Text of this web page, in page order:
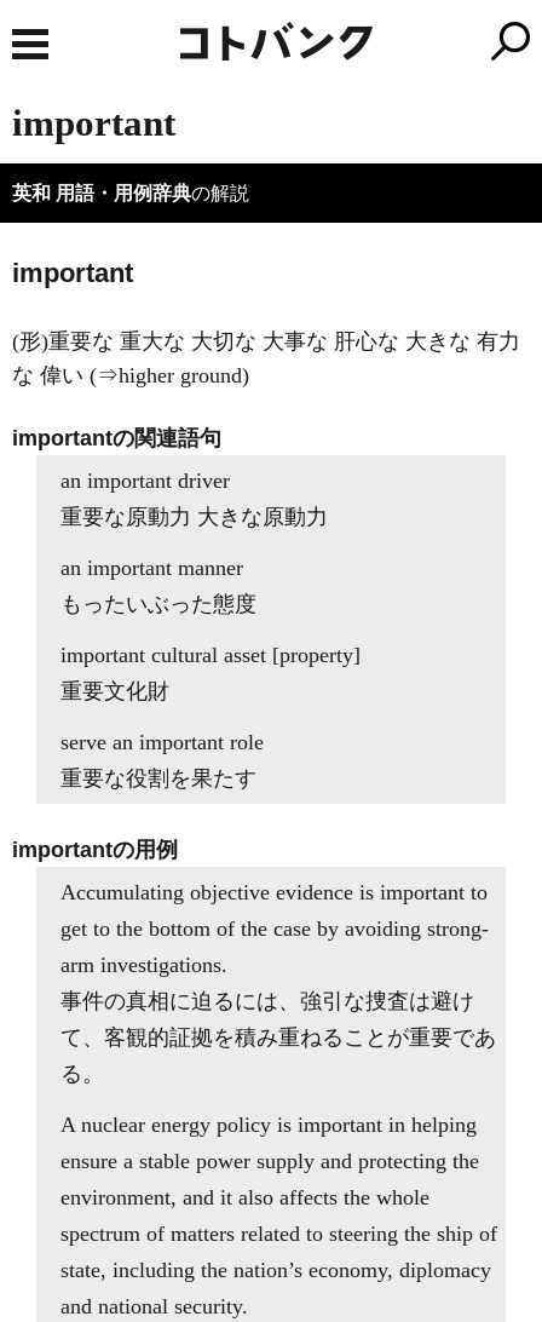
important
英和 用語・用例辞典の解説
important
(形)重要な 重大な 大切な 大事な 肝心な 大きな 有力
な 偉い (⇒higher ground)
importantの関連語句
an important driver
重要な原動力 大きな原動力
an important manner
もったいぶった態度
important cultural asset [property]
重要文化財
serve an important role
重要な役割を果たす
importantの用例
Accumulating objective evidence is important to
get to the bottom of the case by avoiding strong-
arm investigations.
事件の真相に迫るには、強引な捜査は避け
て、客観的証拠を積み重ねることが重要であ
る。
A nuclear energy policy is important in helping
ensure a stable power supply and protecting the
environment, and it also affects the whole
spectrum of matters related to steering the ship of
state, including the nation’s economy, diplomacy
and national security.